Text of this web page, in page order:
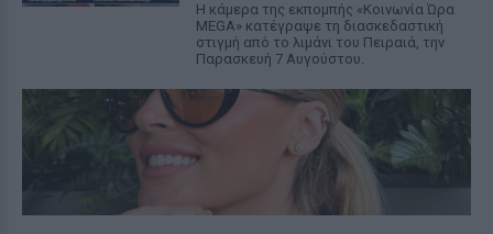
Η κάμερα της εκπομπής «Κοινωνία Ώρα
MEGA» κατέγραψε τη διασκεδαστική
στιγμή από το λιμάνι του Πειραιά, την
Παρασκευή 7 Αυγούστου.